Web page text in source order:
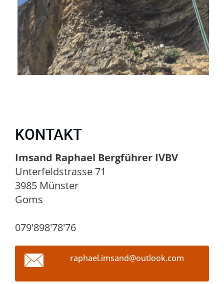
KONTAKT
Imsand Raphael Bergführer IVBV
Unterfeldstrasse 71
3985 Münster
Goms
079'898'78'76
raphael.imsand@outlook.com